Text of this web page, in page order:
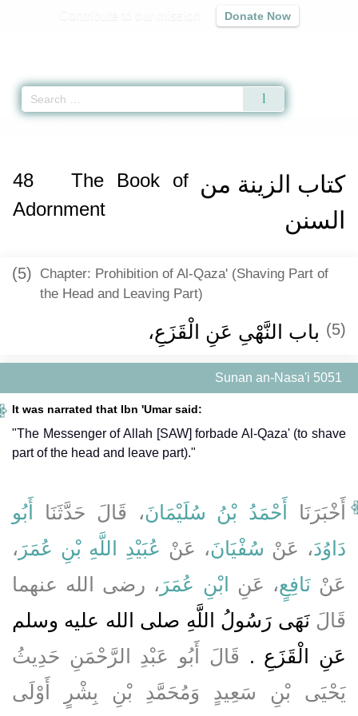
Donate Now
كتاب الزينة من
السنن
48
The Book of
Adornment
(5) Chapter: Prohibition of Al-Qaza' (Shaving Part of
the Head and Leaving Part)
(5) باب النَّهْىِ عَنِ الْقَزَعِ، ‏‏
Sunan an-Nasa'i 5051
It was narrated that Ibn 'Umar said:
"The Messenger of Allah [SAW] forbade Al-Qaza' (to shave
part of the head and leave part)."
أَخْبَرَنَا أَحْمَدُ بْنُ سُلَيْمَانَ، قَالَ حَدَّثَنَا
أَبُو
دَاوُدَ، عَنْ سُفْيَانَ، عَنْ عُبَيْدِ اللَّهِ بْنِ عُمَرَ ،
عَنْنَافِعٍ، عَنِ ابْنِ عُمَرَ ، رضى الله عنهما
قَالَ نَهَى رَسُولُ اللَّهِ صلى الله عليه وسلم
عَنِ الْقَزَعِ ‏.‏ قَالَ أَبُو عَبْدِ الرَّحْمَنِ حَدِيثُ
يَحْيَى بْنِ سَعِيدٍ وَمُحَمَّدِ بْنِ بِشْرٍ أَوْلَى